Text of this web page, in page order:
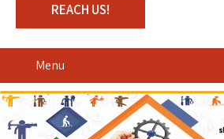
REACH US!
Menu